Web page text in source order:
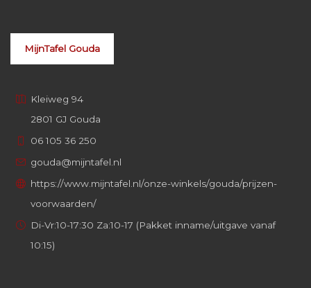
MijnTafel Gouda
Kleiweg 94
2801 GJ Gouda
06 105 36 250
gouda@mijntafel.nl
https://www.mijntafel.nl/onze-winkels/gouda/prijzen-
voorwaarden/
Di-Vr:10-17:30 Za:10-17 (Pakket inname/uitgave vanaf
10:15)